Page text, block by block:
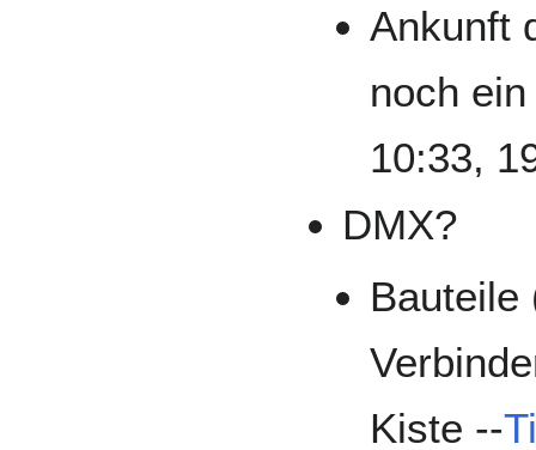
Ankunft
noch
10:33,
DMX?
Bauteile
Kiste --